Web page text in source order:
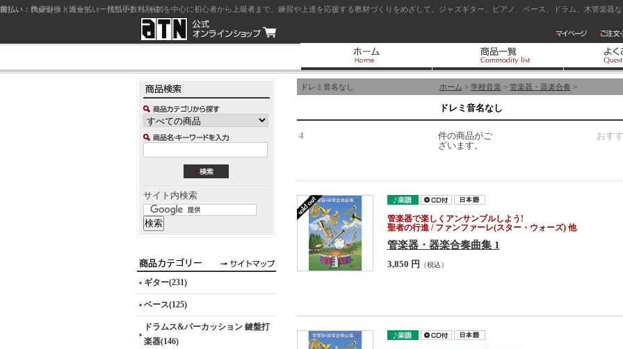
ジャズを中心に初心者から上級者まで、練習や上達を応援する教材づくりをめざして。ジャズギター、ピアノ、ベース、ドラム、木管楽器
サイト内検索
ギター(231)
ベース(125)
ドラムス&パーカッション 鍵盤打
楽器(146)
ホーム > 学校音楽 > 管楽器・器楽合奏 >
ドレミ音名なし
ドレミ音名なし
4
件の商品がご
ざいます。
おす
管楽器で楽しくアンサンブルしよう!
聖者の行進 / ファンファーレ(スター・ウォーズ) 他
管楽器・器楽合奏曲集 1
3,850 円 （税込）
前払い：クレジットカード（一括払い）
後払い：代金引換（現金払い・代引手数料別途）
前払い：PayPay